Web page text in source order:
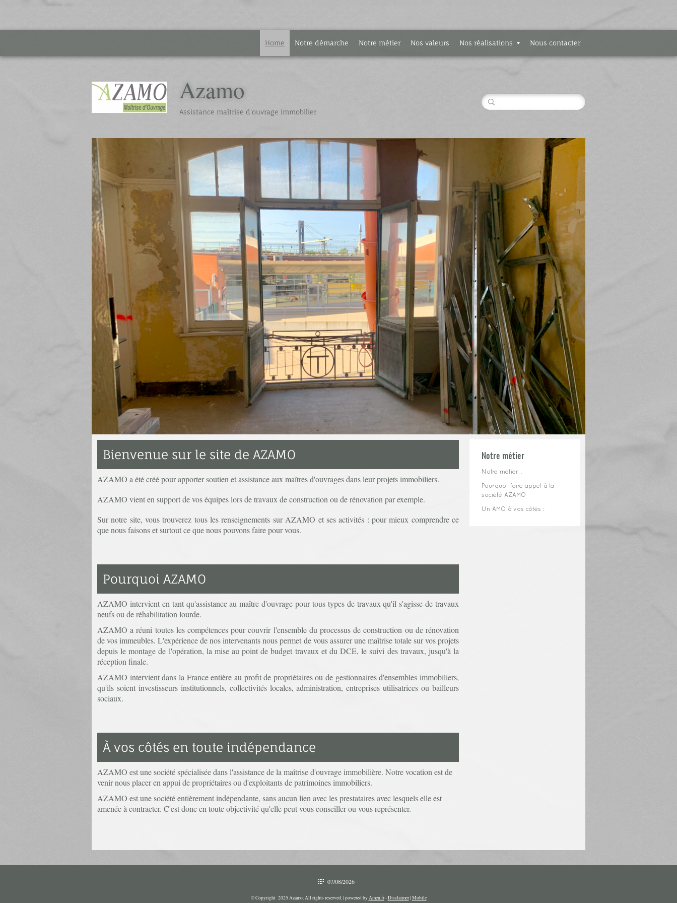
Home Notre démarche Notre métier Nos valeurs Nos réalisations Nous contacter
Azamo
Assistance maîtrise d'ouvrage immobilier
Bienvenue sur le site de AZAMO
AZAMO a été créé pour apporter soutien et assistance aux maîtres d'ouvrages dans leur projets immobiliers.
AZAMO vient en support de vos équipes lors de travaux de construction ou de rénovation par exemple.
Sur notre site, vous trouverez tous les renseignements sur AZAMO et ses activités : pour mieux comprendre ce
que nous faisons et surtout ce que nous pouvons faire pour vous.
Pourquoi AZAMO
AZAMO intervient en tant qu'assistance au maître d'ouvrage pour tous types de travaux qu'il s'agisse de travaux
neufs ou de réhabilitation lourde.
AZAMO a réuni toutes les compétences pour couvrir l'ensemble du processus de construction ou de rénovation
de vos immeubles. L'expérience de nos intervenants nous permet de vous assurer une maîtrise totale sur vos projets
depuis le montage de l'opération, la mise au point de budget travaux et du DCE, le suivi des travaux, jusqu'à la
réception finale.
AZAMO intervient dans la France entière au profit de propriétaires ou de gestionnaires d'ensembles immobiliers,
qu'ils soient investisseurs institutionnels, collectivités locales, administration, entreprises utilisatrices ou bailleurs
sociaux.
À vos côtés en toute indépendance
AZAMO est une société spécialisée dans l'assistance de la maîtrise d'ouvrage immobilière. Notre vocation est de
venir nous placer en appui de propriétaires ou d'exploitants de patrimoines immobiliers.
AZAMO est une société entièrement indépendante, sans aucun lien avec les prestataires avec lesquels elle est
amenée à contracter. C'est donc en toute objectivité qu'elle peut vous conseiller ou vous représenter.
Notre métier
Notre métier :
Pourquoi faire appel à la
société AZAMO
Un AMO à vos côtés :
07/08/2026
© Copyright 2025 Azamo. All rights reserved. | powered byAmen.fr-Disclaimer|Mobile